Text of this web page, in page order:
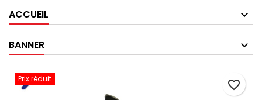
ACCUEIL
BANNER
Prix réduit favorite_border